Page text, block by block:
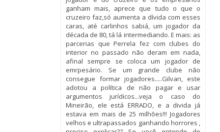
ganham mais, aprece que tudo o que o
cruzeiro faz,só aumenta a dívida com esses
caras, até carlinhos sabiá, um jogador da
década de 80, tá lá intermediando. E mais: as
parcerias que Perrela fez com clubes do
interior no passado não deram em nada,
afinal sempre se coloca um jogador de
emrpesário. Se um grande clube não
consegue formar jogadores.....Gilvan, este
adotou a política de não pagar e usar
argumentos jurídicos...veja o caso do
Mineirão, ele está ERRADO, e a divida já
estava em mais de 25 milhões!!! Jogadores
velhos e ultrapassados ganhando horrores ,